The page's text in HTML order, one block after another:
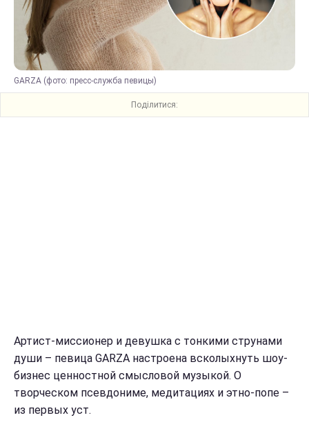
GARZA (фото: пресс-служба певицы)
Поділитися:
Артист-миссионер и девушка с тонкими струнами
души – певица GARZA настроена всколыхнуть шоу-
бизнес ценностной смысловой музыкой. О
творческом псевдониме, медитациях и этно-попе –
из первых уст.